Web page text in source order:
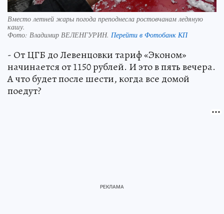
Вместо летней жары погода преподнесла ростовчанам ледяную
кашу.
Фото: Владимир ВЕЛЕНГУРИН. Перейти в Фотобанк КП
- От ЦГБ до Левенцовки тариф «Эконом»
начинается от 1150 рублей. И это в пять вечера.
А что будет после шести, когда все домой
поедут?